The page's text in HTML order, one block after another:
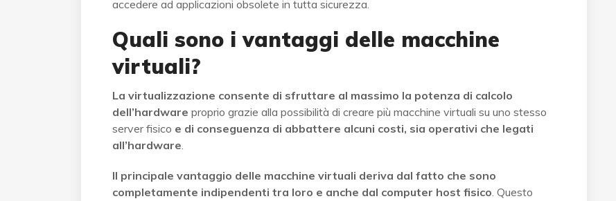
accedere ad applicazioni obsolete in tutta sicurezza.
Quali sono i vantaggi delle macchine
virtuali?
La virtualizzazione consente di sfruttare al massimo la potenza di calcolo
dell’hardware proprio grazie alla possibilità di creare più macchine virtuali su uno stesso
server fisico e di conseguenza di abbattere alcuni costi, sia operativi che legati
all’hardware.
Il principale vantaggio delle macchine virtuali deriva dal fatto che sono
completamente indipendenti tra loro e anche dal computer host fisico. Questo